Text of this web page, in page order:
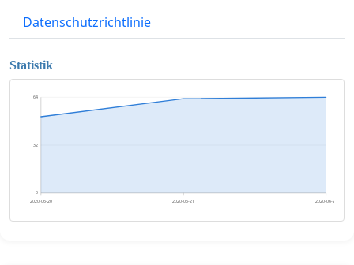
Datenschutzrichtlinie
Statistik
0
32
64
2020-06-20 2020-06-21 2020-06-22